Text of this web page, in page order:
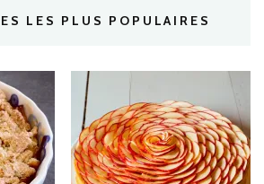
LES PLUS POPULAIRES